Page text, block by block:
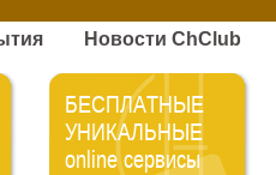
Новости ChClub
БЕСПЛАТНЫЕ
УНИКАЛЬНЫЕ
online сервисы